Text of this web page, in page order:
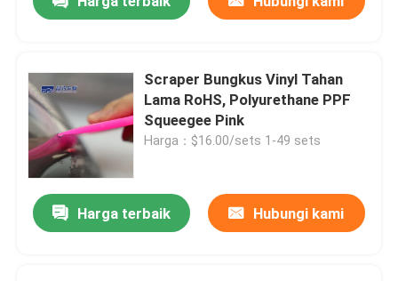
Scraper Bungkus Vinyl Tahan
Lama RoHS, Polyurethane PPF
Squeegee Pink
Harga：$16.00/sets 1-49 sets
Harga terbaik Hubungi kami